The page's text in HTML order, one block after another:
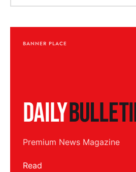
BANNER PLACE
Premium News Magazine
Read